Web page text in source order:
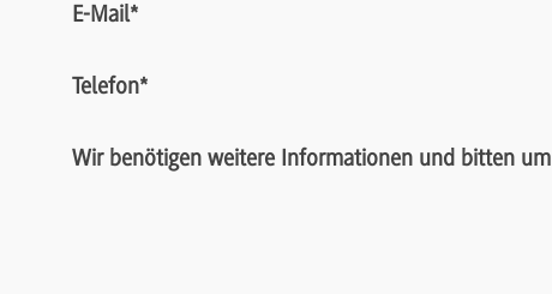
E-Mail*
Telefon*
Wir benötigen weitere Informationen und bitten um